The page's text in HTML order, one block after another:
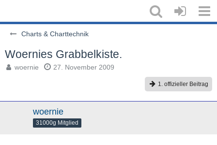
Charts & Charttechnik
Woernies Grabbelkiste.
woernie 27. November 2009
1. offizieller Beitrag
woernie
31000g Mitglied